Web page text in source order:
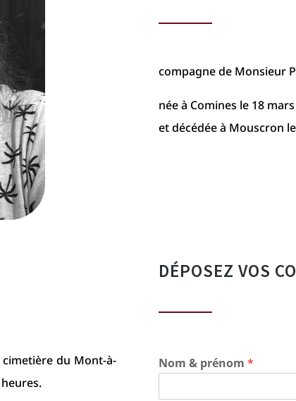
compagne de Monsieur
née à Comines le 18
et décédée à Mouscron
du Mont-à-
DÉPOSEZ VOS
Nom & prénom *